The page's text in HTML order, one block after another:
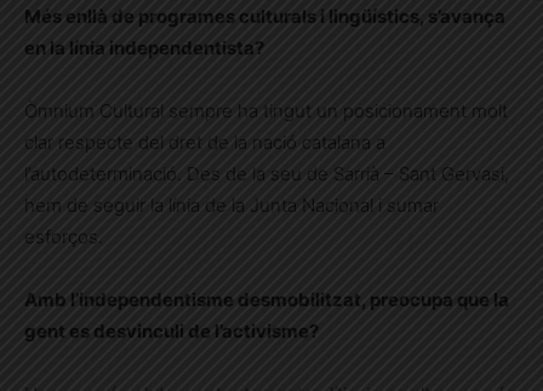
Més enllà de programes culturals i lingüístics, s’avança
en la línia independentista?
Òmnium Cultural sempre ha tingut un posicionament molt
clar respecte del dret de la nació catalana a
l’autodeterminació. Des de la seu de Sarrià – Sant Gervasi,
hem de seguir la línia de la Junta Nacional i sumar
esforços.
Amb l’independentisme desmobilitzat, preocupa que la
gent es desvinculi de l’activisme?